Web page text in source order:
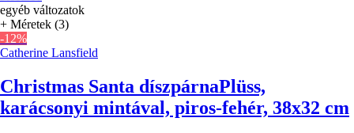
egyéb változatok
+ Méretek (3)
-12%
Catherine Lansfield
Christmas Santa díszpárnaPlüss,
karácsonyi mintával, piros-fehér, 38x32 cm